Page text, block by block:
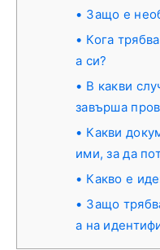
Защо е
Кога
а си?
В какви
завърша
Какви
ими, за да
Какво е
Защо
а на